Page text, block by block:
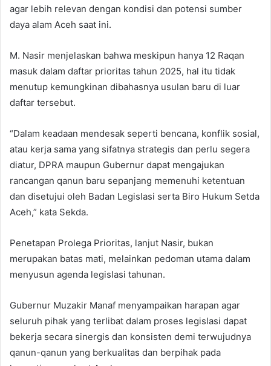
agar lebih relevan dengan kondisi dan potensi sumber
daya alam Aceh saat ini.
M. Nasir menjelaskan bahwa meskipun hanya 12 Raqan
masuk dalam daftar prioritas tahun 2025, hal itu tidak
menutup kemungkinan dibahasnya usulan baru di luar
daftar tersebut.
“Dalam keadaan mendesak seperti bencana, konflik sosial,
atau kerja sama yang sifatnya strategis dan perlu segera
diatur, DPRA maupun Gubernur dapat mengajukan
rancangan qanun baru sepanjang memenuhi ketentuan
dan disetujui oleh Badan Legislasi serta Biro Hukum Setda
Aceh,” kata Sekda.
Penetapan Prolega Prioritas, lanjut Nasir, bukan
merupakan batas mati, melainkan pedoman utama dalam
menyusun agenda legislasi tahunan.
Gubernur Muzakir Manaf menyampaikan harapan agar
seluruh pihak yang terlibat dalam proses legislasi dapat
bekerja secara sinergis dan konsisten demi terwujudnya
qanun-qanun yang berkualitas dan berpihak pada